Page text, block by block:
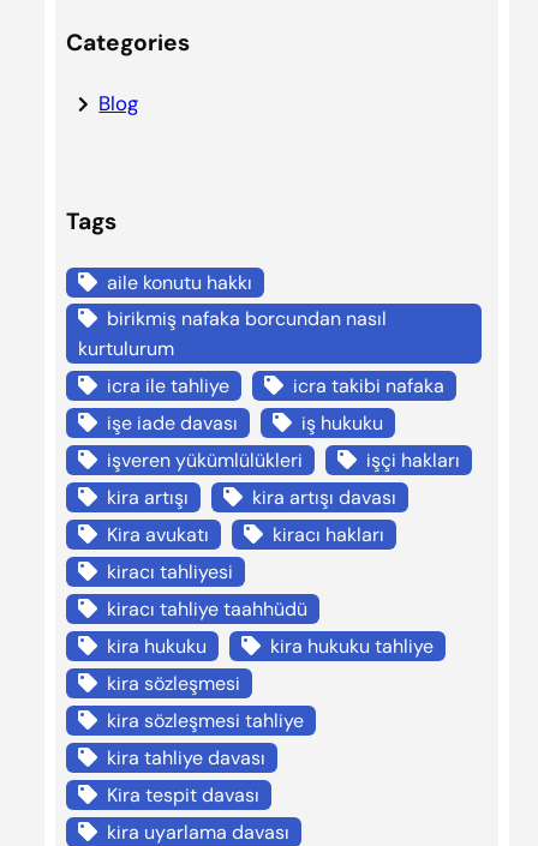
Categories
Blog
Tags
aile konutu hakkı
birikmiş nafaka borcundan nasıl
kurtulurum
icra ile tahliye
icra takibi nafaka
işe iade davası
iş hukuku
işveren yükümlülükleri
işçi hakları
kira artışı
kira artışı davası
Kira avukatı
kiracı hakları
kiracı tahliyesi
kiracı tahliye taahhüdü
kira hukuku
kira hukuku tahliye
kira sözleşmesi
kira sözleşmesi tahliye
kira tahliye davası
Kira tespit davası
kira uyarlama davası